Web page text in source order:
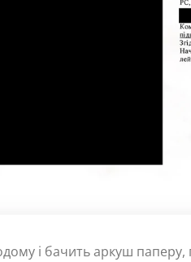
і бачить аркуш